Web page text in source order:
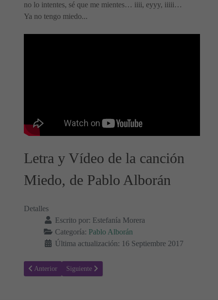
no lo intentes, sé que me mientes… iiii, eyyy, iiiii…
Ya no tengo miedo...
Letra y Vídeo de la canción
Miedo, de Pablo Alborán
Detalles
Escrito por: Estefanía Morera
Categoría: Pablo Alborán
Última actualización: 16 Septiembre 2017
Artículo anterior: Te he echado de menos - Pablo Alborán, Letra de
Anterior Artículo siguiente: Cuando te Alejas - Pablo Alborán,
Siguiente